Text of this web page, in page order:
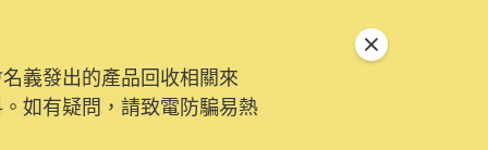
義發出的產品回收相關來
如有疑問，請致電防騙易熱
。由2025年11月10日起，
訴、查詢及建議。所有提交
關閉特別通告